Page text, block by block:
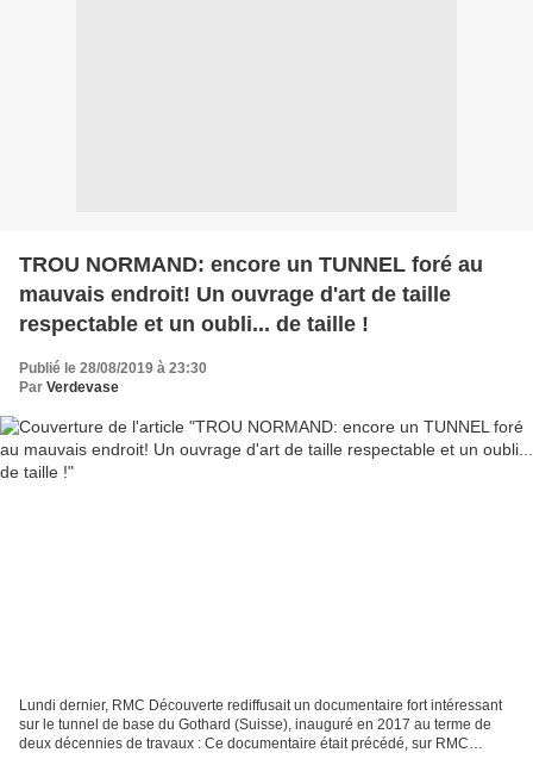
TROU NORMAND: encore un TUNNEL foré au
mauvais endroit! Un ouvrage d'art de taille
respectable et un oubli... de taille !
Publié le 28/08/2019 à 23:30
Par Verdevase
Lundi dernier, RMC Découverte rediffusait un documentaire fort intéressant
sur le tunnel de base du Gothard (Suisse), inauguré en 2017 au terme de
deux décennies de travaux : Ce documentaire était précédé, sur RMC